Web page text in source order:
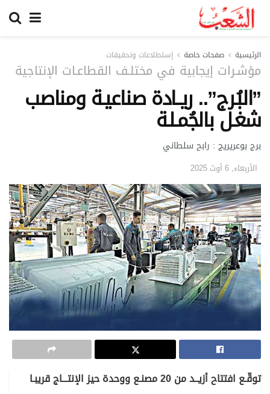
الرئيسية صفحات خاصة إستطلاعات وتحقيقات
مؤشـرات إيجابية في مختلـف القطاعـات الإنتاجية
”البُـرج”.. ريــادة صناعيـة ومناصب
شغـل بالجُمـلـة
برج بوعريريج : رابح سلطاني
الأربعاء, 6 أوت 2025
توقّـع افتتاح أزيــد من 20 مصنـع ووحدة حيز الإنتـــاج قريبـا